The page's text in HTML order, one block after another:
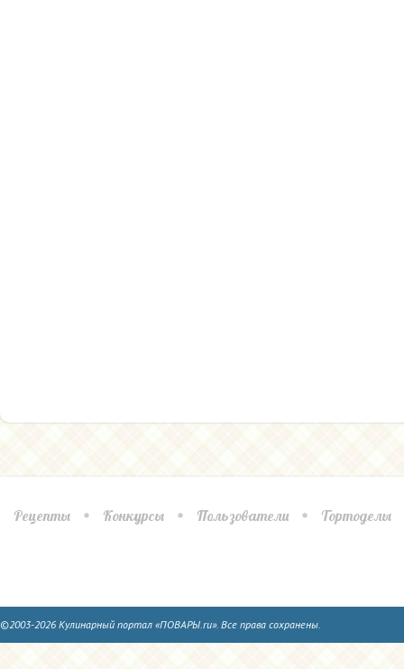
Рецепты Конкурсы Пользователи Тортоделы
©2003-2026 Кулинарный портал «ПОВАРЫ.ru». Все права сохранены.